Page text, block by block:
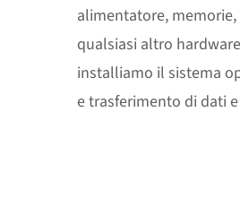
alimentatore, memorie,
qualsiasi altro
installiamo il sistema
e trasferimento di dati